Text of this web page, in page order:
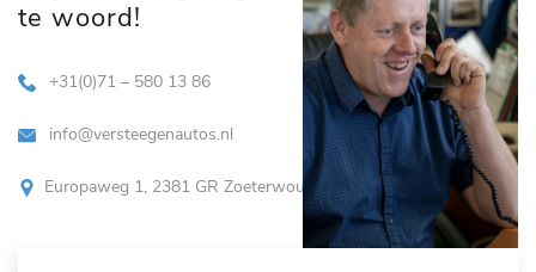
te woord!
+31(0)71 – 580 13 86
info@versteegenautos.nl
Europaweg 1, 2381 GR Zoeterwoude